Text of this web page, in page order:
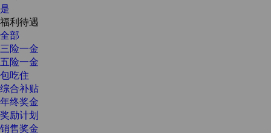
是
福利待遇
全部
三险一金
五险一金
包吃住
综合补贴
年终奖金
奖励计划
销售奖金